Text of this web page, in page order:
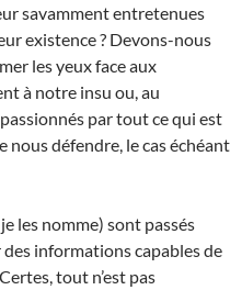
savamment entretenues
existence ? Devons-nous
les yeux face aux
à notre insu ou, au
par tout ce qui est
nous défendre, le cas échéant
les nomme) sont passés
informations capables de
tout n’est pas